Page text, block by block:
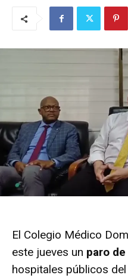
El Colegio Médico
este jueves un paro
hospitales públicos